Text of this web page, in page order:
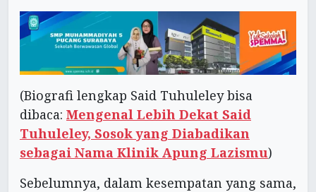
(Biografi lengkap Said Tuhuleley bisa
dibaca: Mengenal Lebih Dekat Said
Tuhuleley, Sosok yang Diabadikan
sebagai Nama Klinik Apung Lazismu)
Sebelumnya, dalam kesempatan yang sama,